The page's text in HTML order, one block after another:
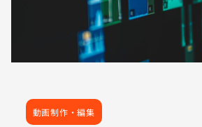
動画制作・編集